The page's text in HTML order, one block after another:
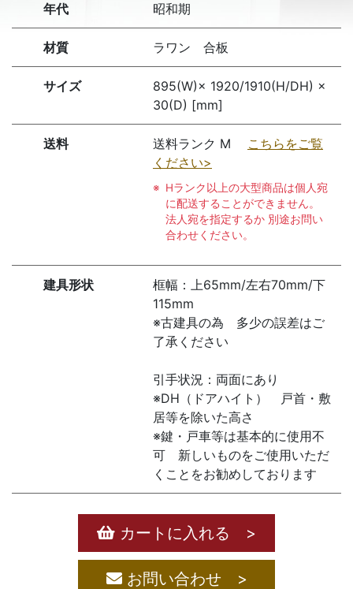
年代 昭和期
材質 ラワン 合板
サイズ
895(W)× 1920/1910(H/DH) ×
30(D) [mm]
送料 送料ランク M こちらをご覧
ください>
Hランク以上の大型商品は個人宛
に配送することができません。
法人宛を指定するか 別途お問い
合わせください。
建具形状
框幅：上65mm/左右70mm/下
115mm
※古建具の為 多少の誤差はご
了承ください
引手状況：両面にあり
※DH（ドアハイト） 戸首・敷
居等を除いた高さ
※鍵・戸車等は基本的に使用不
可 新しいものをご使用いただ
くことをお勧めしております
カートに入れる >
お問い合わせ >